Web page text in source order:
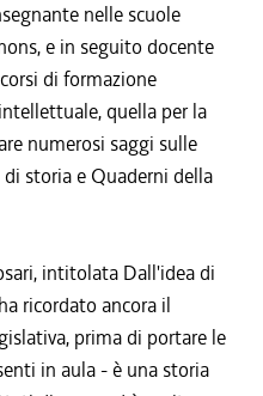
nelle scuole
e in seguito docente
di formazione
quella per la
numerosi saggi sulle
storia e Quaderni della
intitolata Dall'idea di
ricordato ancora il
prima di portare le
in aula - è una storia